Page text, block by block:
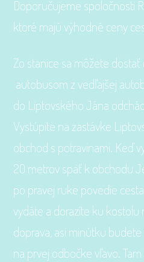
Doporučujeme spoločnosti
ktoré majú výhodné ceny
Zo stanice sa môžete
autobusom z vedľajšej
do Liptovského Jána
Vystúpite na zastávke
obchod s potravinami. Keď
20 metrov späť k obchodu
po pravej ruke povedie
vydáte a dorazíte ku kostolu
doprava, asi minútku
na prvej odbočke vľavo.